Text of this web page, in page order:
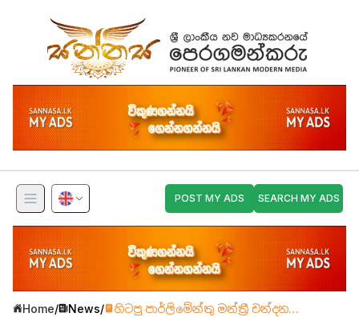
POST MY ADS SEARCH MY ADS
Home/ News/
හිටපු පාර්ලිමේන්තු මන්ත්‍රී චන්දන